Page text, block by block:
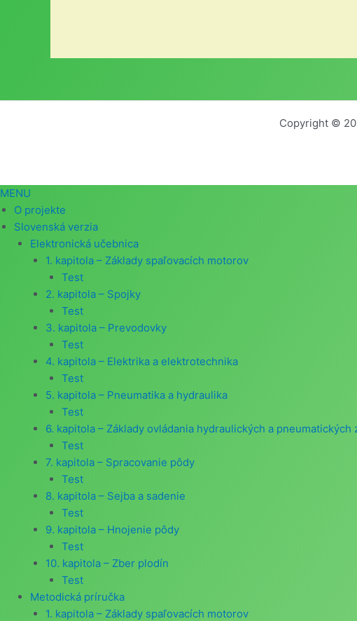
Copyright ©
MENU
O projekte
Slovenská verzia
Elektronická učebnica
1. kapitola – Základy spaľovacích motorov
Test
2. kapitola – Spojky
Test
3. kapitola – Prevodovky
Test
4. kapitola – Elektrika a elektrotechnika
Test
5. kapitola – Pneumatika a hydraulika
Test
6. kapitola – Základy ovládania hydraulických a pneumatických
Test
7. kapitola – Spracovanie pôdy
Test
8. kapitola – Sejba a sadenie
Test
9. kapitola – Hnojenie pôdy
Test
10. kapitola – Zber plodín
Test
Metodická príručka
1. kapitola – Základy spaľovacích motorov